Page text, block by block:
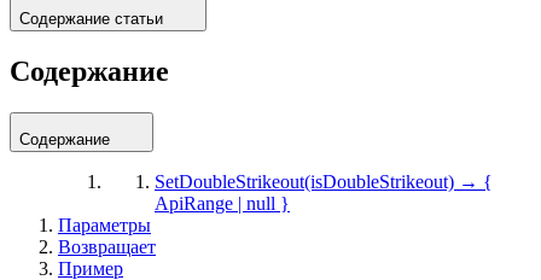
Содержание статьи
Содержание
Содержание
SetDoubleStrikeout(isDoubleStrikeout) → {
ApiRange | null }
Параметры
Возвращает
Пример